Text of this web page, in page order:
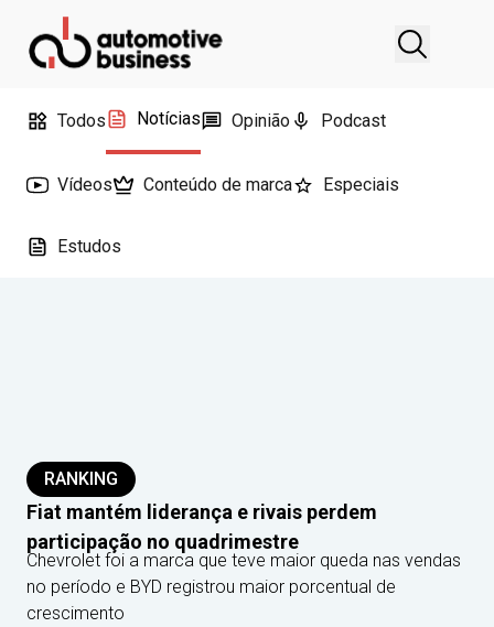
Todos Notícias Opinião Podcast
Vídeos Conteúdo de marca Especiais
Estudos
RANKING
Fiat mantém liderança e rivais perdem
participação no quadrimestre
Chevrolet foi a marca que teve maior queda nas vendas
no período e BYD registrou maior porcentual de
crescimento